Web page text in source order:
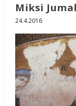
Miksi
24.4.2016